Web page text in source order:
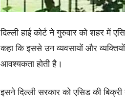
दिल्ली हाई कोर्ट ने गुरुवार को शहर में
कहा कि इससे उन व्यवसायों और
आवश्यकता होती है।
इसने दिल्ली सरकार को एसिड की